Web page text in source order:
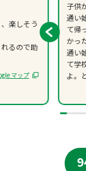
楽しそう
るので助
マップ
子供
通い
て帰
かっ
通い
て学
よ。